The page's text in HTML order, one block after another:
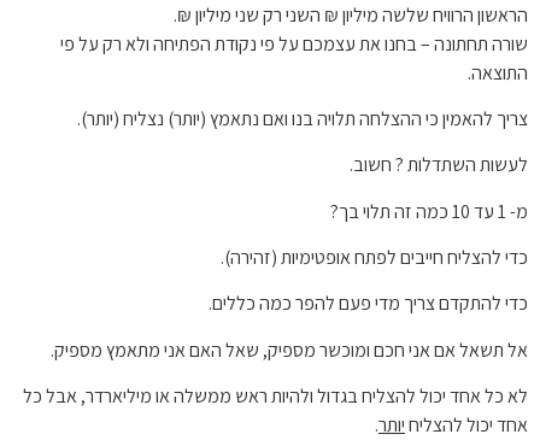
הראשון הרוויח שלשה מיליון ₪ השני רק שני מיליון ₪.
שורה תחתונה – בחנו את עצמכם על פי נקודת הפתיחה ולא רק על פי
התוצאה.
צריך להאמין כי ההצלחה תלויה בנו ואם נתאמץ (יותר) נצליח (יותר).
לעשות השתדלות ? חשוב.
מ- 1 עד 10 כמה זה תלוי בך?
כדי להצליח חייבים לפתח אופטימיות (זהירה).
כדי להתקדם צריך מדי פעם להפר כמה כללים.
אל תשאל אם אני חכם ומוכשר מספיק, שאל האם אני מתאמץ מספיק.
לא כל אחד יכול להצליח בגדול ולהיות ראש ממשלה או מיליארדר, אבל כל
אחד יכול להצליחיותר.